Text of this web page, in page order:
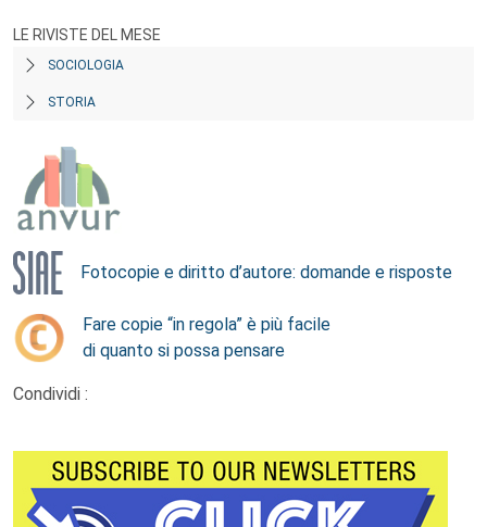
LE RIVISTE DEL MESE
SOCIOLOGIA
STORIA
Fotocopie e diritto d’autore: domande e risposte
Fare copie “in regola” è più facile
di quanto si possa pensare
Condividi :